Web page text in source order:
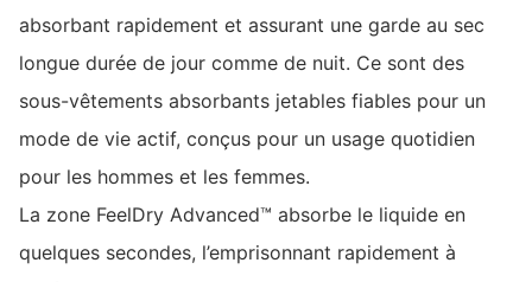
absorbant rapidement et assurant une garde au sec
longue durée de jour comme de nuit. Ce sont des
sous-vêtements absorbants jetables fiables pour un
mode de vie actif, conçus pour un usage quotidien
pour les hommes et les femmes.
La zone FeelDry Advanced™ absorbe le liquide en
quelques secondes, l’emprisonnant rapidement à